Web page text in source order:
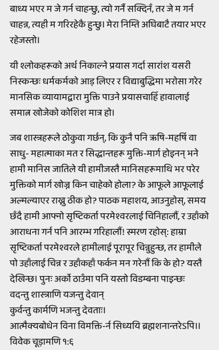
बाध्य भएर म जे गर्न चाहन्छु, त्यो गर्नै सक्दिनँ, तर जे म गर्न
चाहन्न, त्यही म गरिरहेकै हुन्छु। मेरा निम्ति अघिबाटै तयार भएर
रहेजस्तो।
यी श्लोकहरूको अर्थ निकाल्ने प्रयास गर्दा सारांश यसरी
निस्कन्छः धर्मकर्मको आड़ लिएर र विद्याबुद्धिमा भरोसा गरेर
मानसिक व्यायामद्वारा मुक्ति पाउने प्रयासचाहिँ हावालाई
समात्न खोजेको कोशिश मात्र हो।
जब शास्त्रहरूले ठोकुवा गर्छन्, कि कुनै पनि ऋषि-महर्षि वा
साधु- महात्माका मत र सिद्धान्तहरू मुक्ति-मार्ग होइनन् भने
हामी मानिस जातिले यी हामीजस्तै मानिसहरूमाथि भर परेर
मुक्तिको मार्ग खोज्न किन चाहेको होला? के आफूले आफूलाई
अल्मल्याएर राख्नु ठीक हो? पाठक महाशय, आउनुहोस्, समय
छँदै हामी आफ्नो सृष्टिकर्ता परमेश्वरलाई चिनिहालौं, र उहाँको
आराधना गर्न पनि आरम्भ गरिहालौं! स्मरण रहोस्: हाम्रा
सृष्टिकर्ता परमेश्वरले हामीलाई पूरापूर चिन्नुहुन्छ, तर हामीले
पो उहाँलाई चिन्न र उहाँकहाँ फर्कन मन गरेनौं कि के हो? यस्तै
देखिन्छ। पुनः अर्को ठाउँमा पनि यस्तो विडम्बना पाइन्छः
वदन्तु शास्त्राणि यजन्तु देवान्
कुर्वन्तु कार्मणि भजन्तु देवताः।
आत्मैक्यबोधेन विना विमक्ति-र्न सिध्ययि ब्रह्मशनान्तरेऽपि।।
विवेक चूड़ामणि १:६